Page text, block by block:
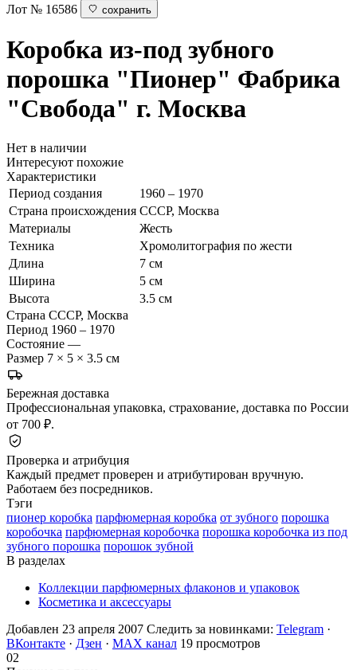
Лот № 16586
сохранить
Коробка из-под зубного
порошка "Пионер" Фабрика
"Свобода" г. Москва
Нет в наличии
Интересуют похожие
Характеристики
Период создания
1960 – 1970
Страна происхождения СССР, Москва
Материалы
Жесть
Техника
Хромолитография по жести
Длина
7 см
Ширина
5 см
Высота
3.5 см
Страна СССР, Москва
Период 1960 – 1970
Состояние —
Размер 7 × 5 × 3.5 см
Бережная доставка
Профессиональная упаковка, страхование, доставка по России
от 700 ₽.
Проверка и атрибуция
Каждый предмет проверен и атрибутирован вручную.
Работаем без посредников.
Тэги
пионер коробка парфюмерная коробка от зубного порошка
коробочка парфюмерная коробочка порошка коробочка из под
зубного порошка порошок зубной
В разделах
Коллекции парфюмерных флаконов и упаковок
Косметика и аксессуары
Добавлен 23 апреля 2007 Следить за новинками: Telegram ·
ВКонтакте · Дзен · MAX канал 19 просмотров
02